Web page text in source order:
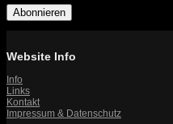
Abonnieren
Website Info
Info
Links
Kontakt
Impressum & Datenschutz